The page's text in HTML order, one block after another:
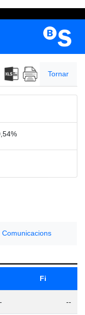
Tornar
Comunicacions
Fi
--